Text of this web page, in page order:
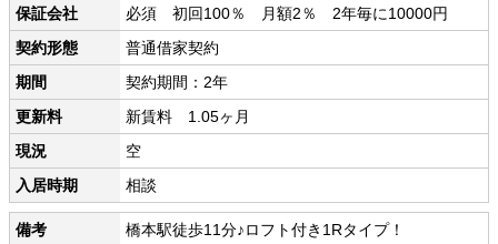
保証会社
必須 初回100％ 月額2％ 2年毎に10000円
契約形態
普通借家契約
期間
契約期間：2年
更新料
新賃料 1.05ヶ月
現況
空
入居時期
相談
備考
橋本駅徒歩11分♪ロフト付き1Rタイプ！